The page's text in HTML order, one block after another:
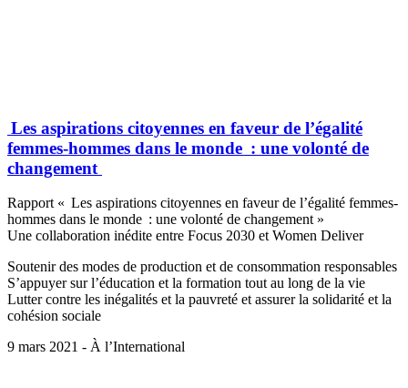
Les aspirations citoyennes en faveur de l’égalité
femmes-hommes dans le monde : une volonté de
changement
Rapport « Les aspirations citoyennes en faveur de l’égalité femmes-
hommes dans le monde : une volonté de changement »
Une collaboration inédite entre Focus 2030 et Women Deliver
Soutenir des modes de production et de consommation responsables
S’appuyer sur l’éducation et la formation tout au long de la vie
Lutter contre les inégalités et la pauvreté et assurer la solidarité et la
cohésion sociale
9 mars 2021 - À l’International